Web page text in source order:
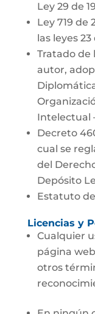
Ley 29 de
Ley 719 de
las leyes 23
Tratado de
autor,
Intelectual
Decreto
cual se
del
Depósito
Estatuto
Licencias y
Cualquier
página
otros